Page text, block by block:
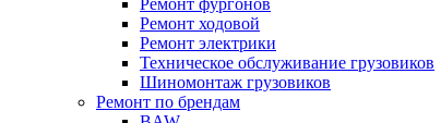
Ремонт фургонов
Ремонт ходовой
Ремонт электрики
Техническое обслуживание грузовиков
Шиномонтаж грузовиков
Ремонт по брендам